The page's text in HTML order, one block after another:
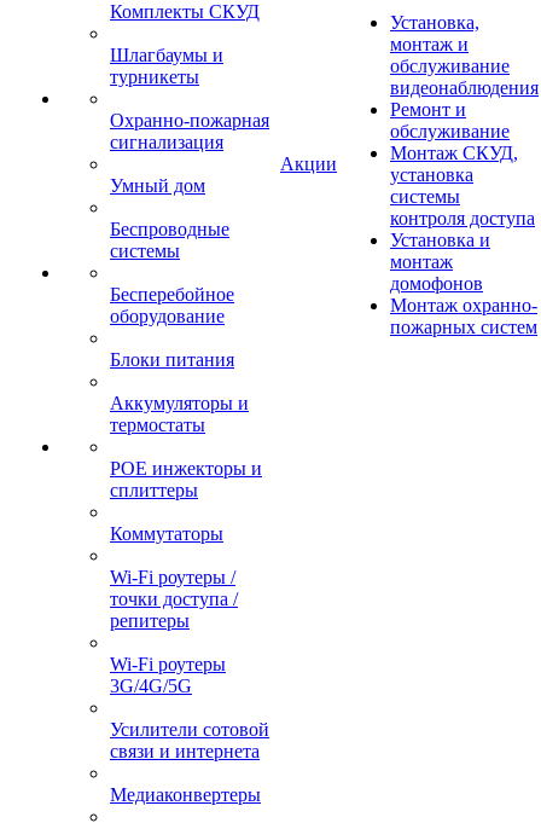
Комплекты СКУД
Шлагбаумы и
турникеты
Охранно-пожарная
сигнализация
Умный дом
Беспроводные
системы
Бесперебойное
оборудование
Блоки питания
Аккумуляторы и
термостаты
POE инжекторы и
сплиттеры
Коммутаторы
Wi-Fi роутеры /
точки доступа /
репитеры
Wi-Fi роутеры
3G/4G/5G
Усилители сотовой
связи и интернета
Медиаконвертеры
Акции
Установка,
монтаж и
обслуживание
видеонаблюдения
Ремонт и
обслуживание
Монтаж СКУД,
установка
системы
контроля доступа
Установка и
монтаж
домофонов
Монтаж охранно-
пожарных систем